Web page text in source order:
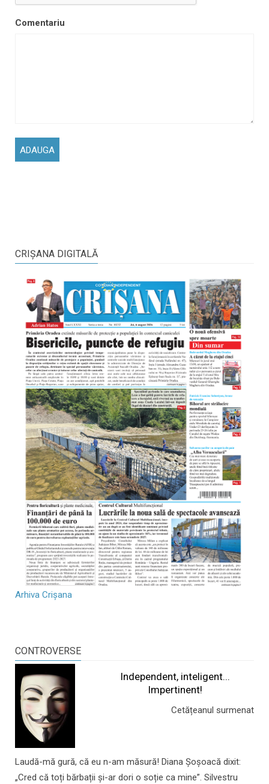
Comentariu
CRIŞANA DIGITALĂ
Arhiva Crișana
CONTROVERSE
Independent, inteligent...
Impertinent!
Cetățeanul surmenat
Laudă-mă gură, că eu n-am măsură! Diana Șoșoacă dixit:
„Cred că toți bărbații și-ar dori o soție ca mine”. Silvestru